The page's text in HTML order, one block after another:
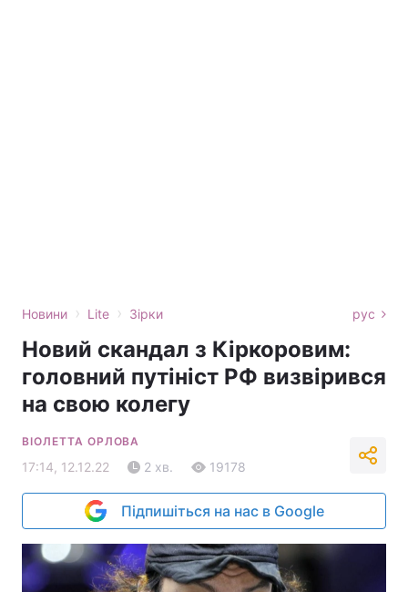
Новини › Lite › Зірки рус
Новий скандал з Кіркоровим:
головний путініст РФ визвірився
на свою колегу
ВІОЛЕТТА ОРЛОВА
17:14, 12.12.22 2 хв. 19178
Підпишіться на нас в Google